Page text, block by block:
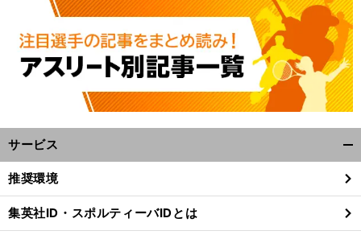
サービス
閉
る
推奨環境
集英社ID・スポルティーバIDとは